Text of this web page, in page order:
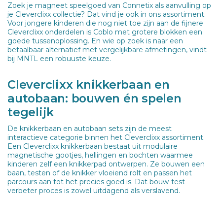
Zoek je magneet speelgoed van Connetix als aanvulling op
je Cleverclixx collectie? Dat vind je ook in ons assortiment.
Voor jongere kinderen die nog niet toe zijn aan de fijnere
Cleverclixx onderdelen is Coblo met grotere blokken een
goede tussenoplossing. En wie op zoek is naar een
betaalbaar alternatief met vergelijkbare afmetingen, vindt
bij MNTL een robuuste keuze.
Cleverclixx knikkerbaan en
autobaan: bouwen én spelen
tegelijk
De knikkerbaan en autobaan sets zijn de meest
interactieve categorie binnen het Cleverclixx assortiment.
Een Cleverclixx knikkerbaan bestaat uit modulaire
magnetische gootjes, hellingen en bochten waarmee
kinderen zelf een knikkerpad ontwerpen. Ze bouwen een
baan, testen of de knikker vloeiend rolt en passen het
parcours aan tot het precies goed is. Dat bouw-test-
verbeter proces is zowel uitdagend als verslavend.